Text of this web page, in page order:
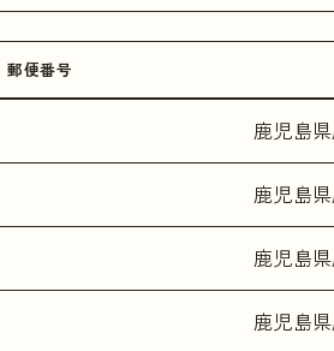
郵便番号
鹿児島
鹿児島
鹿児島
鹿児島